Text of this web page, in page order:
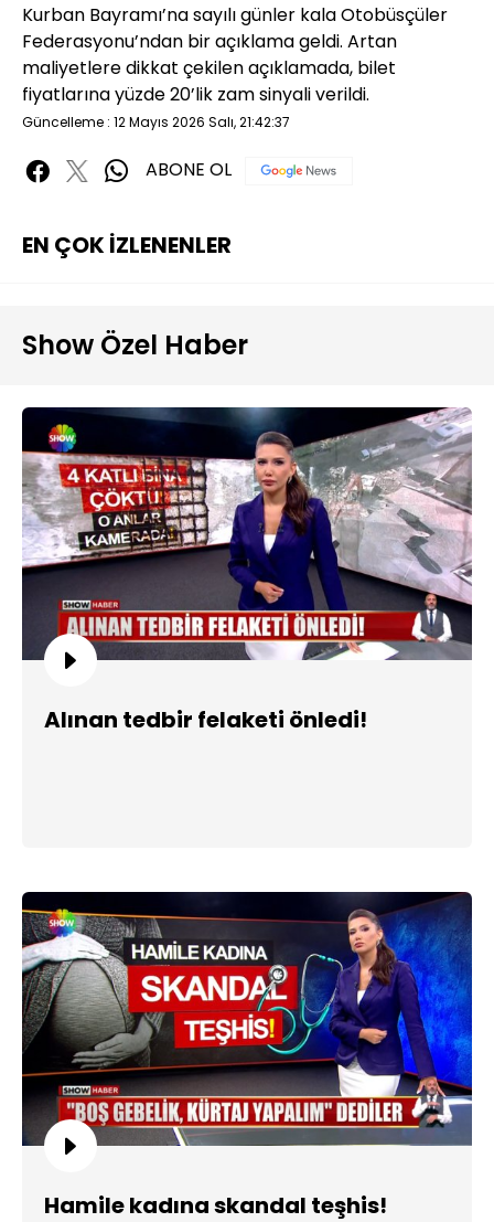
Kurban Bayramı’na sayılı günler kala Otobüsçüler
Federasyonu’ndan bir açıklama geldi. Artan
maliyetlere dikkat çekilen açıklamada, bilet
fiyatlarına yüzde 20’lik zam sinyali verildi.
Güncelleme : 12 Mayıs 2026 Salı, 21:42:37
ABONE OL
EN ÇOK İZLENENLER
Show Özel Haber
Alınan tedbir felaketi önledi!
Hamile kadına skandal teşhis!